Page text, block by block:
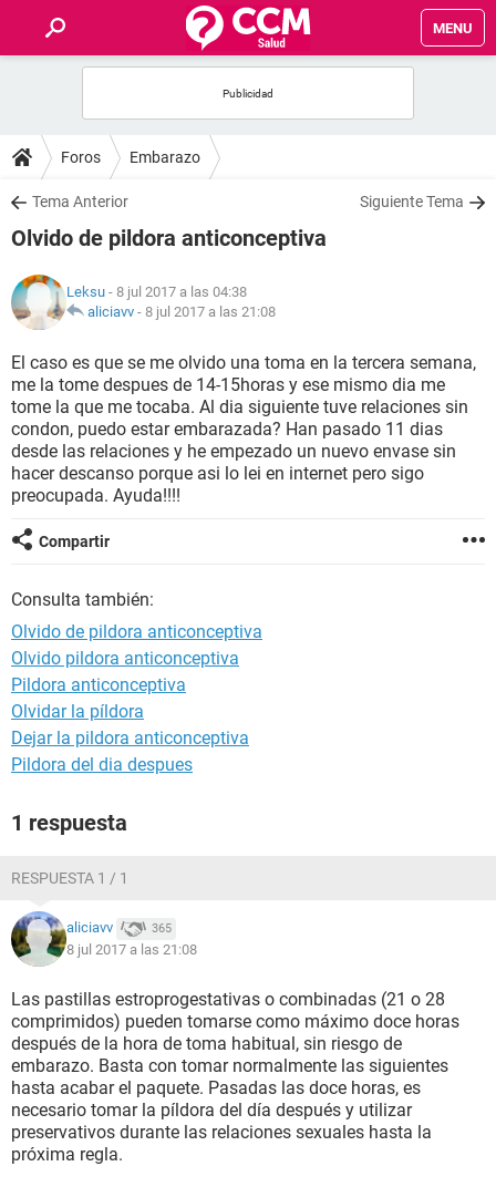
MENU
FOROS
SALUD
NUTRICIÓN
BIENESTAR
SEXUALIDAD
GLOSARIO
Foros Embarazo
Tema Anterior Siguiente Tema
Olvido de pildora anticonceptiva
Leksu - 8 jul 2017 a las 04:38
aliciavv - 8 jul 2017 a las 21:08
El caso es que se me olvido una toma en la tercera semana,
me la tome despues de 14-15horas y ese mismo dia me
tome la que me tocaba. Al dia siguiente tuve relaciones sin
condon, puedo estar embarazada? Han pasado 11 dias
desde las relaciones y he empezado un nuevo envase sin
hacer descanso porque asi lo lei en internet pero sigo
preocupada. Ayuda!!!!
Compartir
Consulta también:
Olvido de pildora anticonceptiva
Olvido pildora anticonceptiva
Pildora anticonceptiva
Olvidar la píldora
Dejar la pildora anticonceptiva
Pildora del dia despues
1 respuesta
RESPUESTA 1 / 1
aliciavv 365
8 jul 2017 a las 21:08
Las pastillas estroprogestativas o combinadas (21 o 28
comprimidos) pueden tomarse como máximo doce horas
después de la hora de toma habitual, sin riesgo de
embarazo. Basta con tomar normalmente las siguientes
hasta acabar el paquete. Pasadas las doce horas, es
necesario tomar la píldora del día después y utilizar
preservativos durante las relaciones sexuales hasta la
próxima regla.